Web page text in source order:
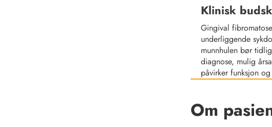
Klinisk
Gingival
underliggende
munnhulen bør
diagnose, mulig
påvirker funksjon
Om